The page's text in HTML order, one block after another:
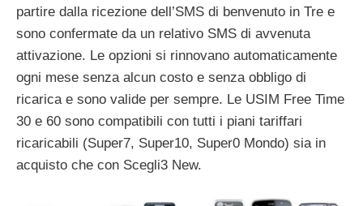
partire dalla ricezione dell’SMS di benvenuto in Tre e
sono confermate da un relativo SMS di avvenuta
attivazione. Le opzioni si rinnovano automaticamente
ogni mese senza alcun costo e senza obbligo di
ricarica e sono valide per sempre. Le USIM Free Time
30 e 60 sono compatibili con tutti i piani tariffari
ricaricabili (Super7, Super10, Super0 Mondo) sia in
acquisto che con Scegli3 New.